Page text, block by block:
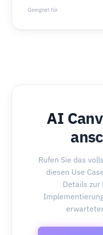
Geeignet für
AI
Rufen Sie das
diesen Use
Details zur